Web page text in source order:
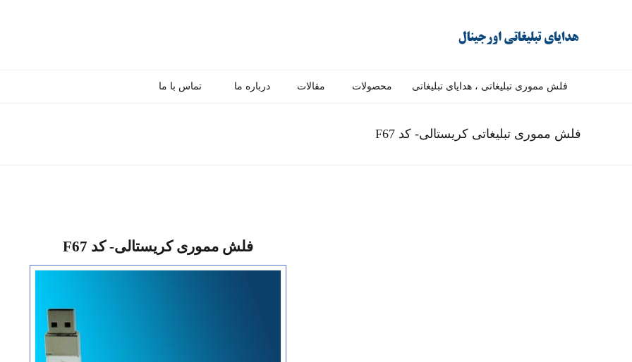
فلش مموری تبلیغاتی ، هدایای تبلیغاتی محصولات مقالات درباره ما تماس با ما
فلش مموری تبلیغاتی کریستالی- کد F67
فلش مموری کریستالی- کد F67